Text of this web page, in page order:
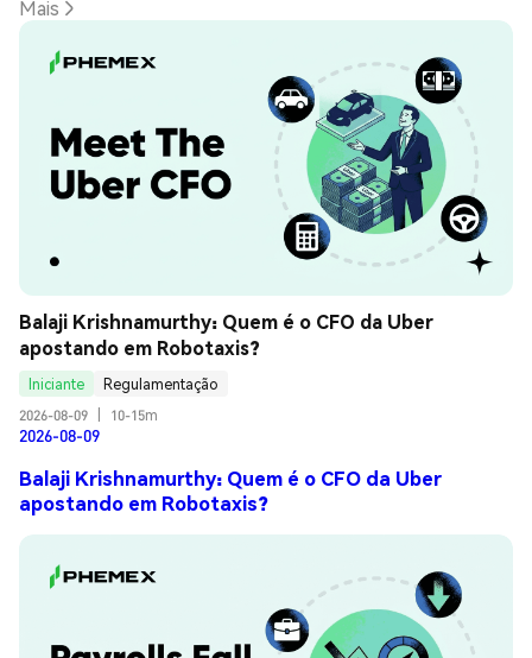
Mais
Balaji Krishnamurthy: Quem é o CFO da Uber
apostando em Robotaxis?
Iniciante
Regulamentação
2026-08-09
10-15m
2026-08-09
Balaji Krishnamurthy: Quem é o CFO da Uber
apostando em Robotaxis?